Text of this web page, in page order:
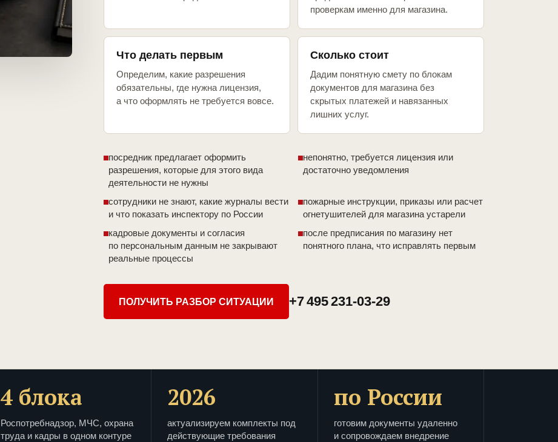
проверкам именно для магазина.
Что делать первым
Определим, какие разрешения
обязательны, где нужна лицензия,
а что оформлять не требуется вовсе.
Сколько стоит
Дадим понятную смету по блокам
документов для магазина без
скрытых платежей и навязанных
лишних услуг.
посредник предлагает оформить
разрешения, которые для этого вида
деятельности не нужны
непонятно, требуется лицензия или
достаточно уведомления
сотрудники не знают, какие журналы вести
и что показать инспектору по России
пожарные инструкции, приказы или расчет
огнетушителей для магазина устарели
кадровые документы и согласия
по персональным данным не закрывают
реальные процессы
после предписания по магазину нет
понятного плана, что исправлять первым
ПОЛУЧИТЬ РАЗБОР СИТУАЦИИ +7 495 231-03-29
4 блока
Роспотребнадзор, МЧС, охрана
труда и кадры в одном контуре
2026
актуализируем комплекты под
действующие требования
по России
готовим документы удаленно
и сопровождаем внедрение